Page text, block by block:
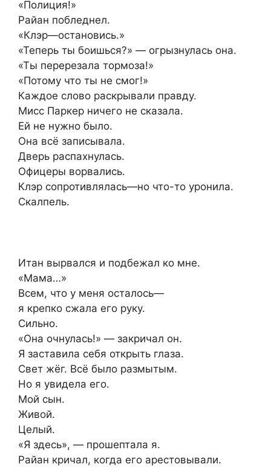
«Полиция!»
Райан побледнел.
«Клэр—остановись.»
«Теперь ты боишься?» — огрызнулась она.
«Ты перерезала тормоза!»
«Потому что ты не смог!»
Каждое слово раскрывали правду.
Мисс Паркер ничего не сказала.
Ей не нужно было.
Она всё записывала.
Дверь распахнулась.
Офицеры ворвались.
Клэр сопротивлялась—но что-то уронила.
Скалпель.
Итан вырвался и подбежал ко мне.
«Мама…»
Всем, что у меня осталось—
я крепко сжала его руку.
Сильно.
«Она очнулась!» — закричал он.
Я заставила себя открыть глаза.
Свет жёг. Всё было размытым.
Но я увидела его.
Мой сын.
Живой.
Целый.
«Я здесь», — прошептала я.
Райан кричал, когда его арестовывали.